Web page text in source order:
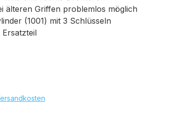
älteren Griffen problemlos möglich
(1001) mit 3 Schlüsseln
Ersatzteil